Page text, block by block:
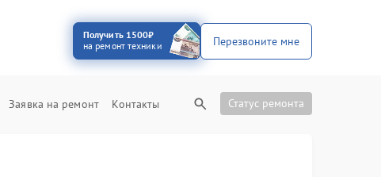
Получить 1500₽
на ремонт техники
Перезвоните мне
Заявка на ремонт Контакты Статус ремонта